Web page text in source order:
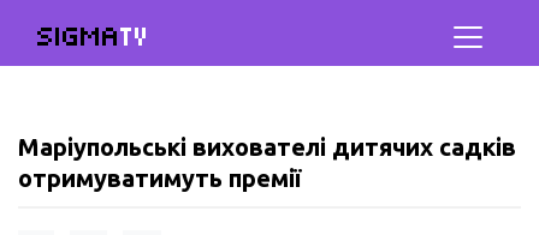
SIGMATV
Маріупольські вихователі дитячих садків
отримуватимуть премії